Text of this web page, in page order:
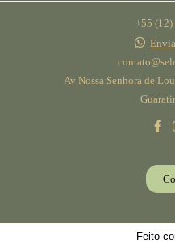
+55
Av Nossa Senhora de
Feito